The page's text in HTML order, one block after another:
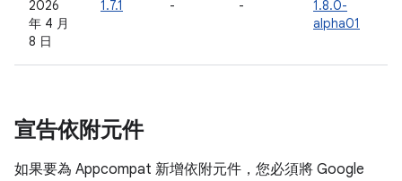
2026
年 4 月
8 日
1.7.1 - -
1.8.0-
alpha01
宣告依附元件
如果要為 Appcompat 新增依附元件，您必須將 Google